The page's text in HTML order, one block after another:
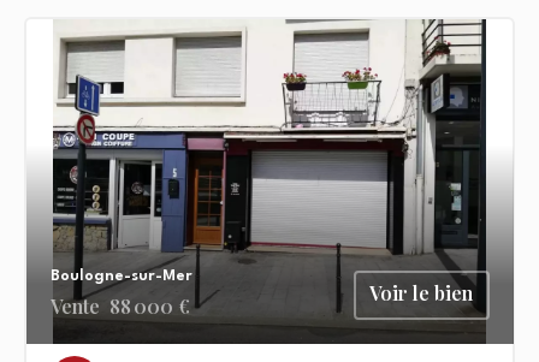
Boulogne-sur-Mer
Vente 88 000 € Voir le bien